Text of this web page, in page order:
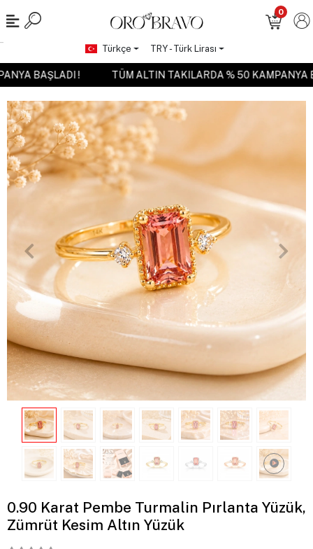
BAŞLADI ! TÜM ALTIN TAKILARDA % 50
0
Türkçe TRY - Türk Lirası
0.90 Karat Pembe Turmalin Pırlanta Yüzük,
Zümrüt Kesim Altın Yüzük